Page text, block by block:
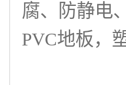
腐、防静电
PVC地板，